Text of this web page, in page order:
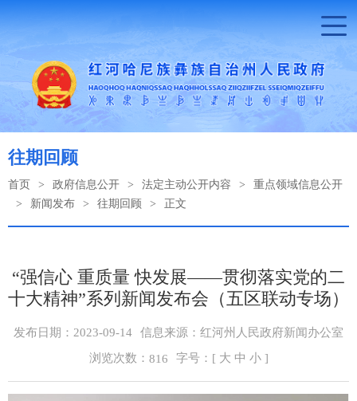
往期回顾
首页 > 政府信息公开 > 法定主动公开内容 >
重点领域信息公开
>
新闻发布 > 往期回顾 > 正文
“强信心 重质量 快发展——贯彻落实党的二
十大精神”系列新闻发布会（五区联动专场）
发布日期：2023-09-14
信息来源：红河州人民政府新闻办公室
浏览次数： 816 字号：[ 大 中 小]